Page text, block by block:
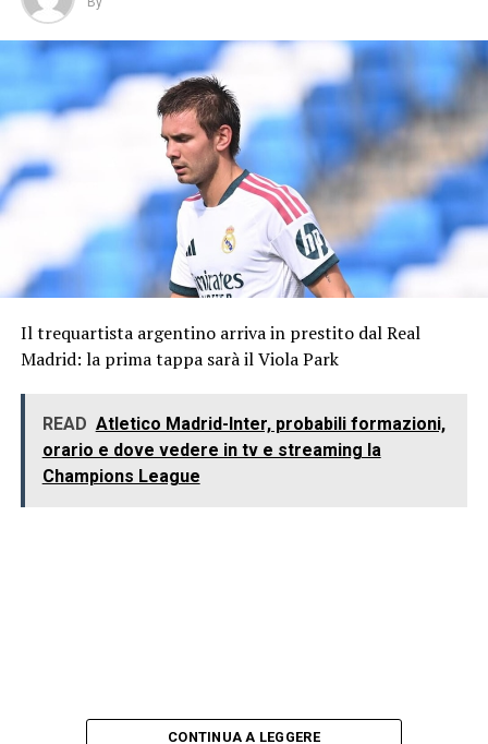
Il trequartista argentino arriva in prestito dal Real
Madrid: la prima tappa sarà il Viola Park
READ Atletico Madrid-Inter, probabili formazioni,
orario e dove vedere in tv e streaming la
Champions League
CONTINUA A LEGGERE